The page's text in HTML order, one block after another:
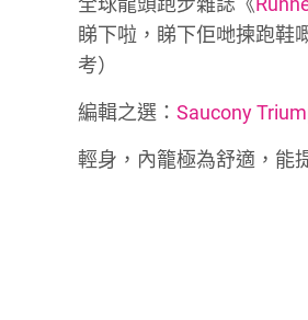
睇下啦，睇下佢哋揀跑鞋
考）
編輯之選：Saucony
輕身，內籠極為舒適，能